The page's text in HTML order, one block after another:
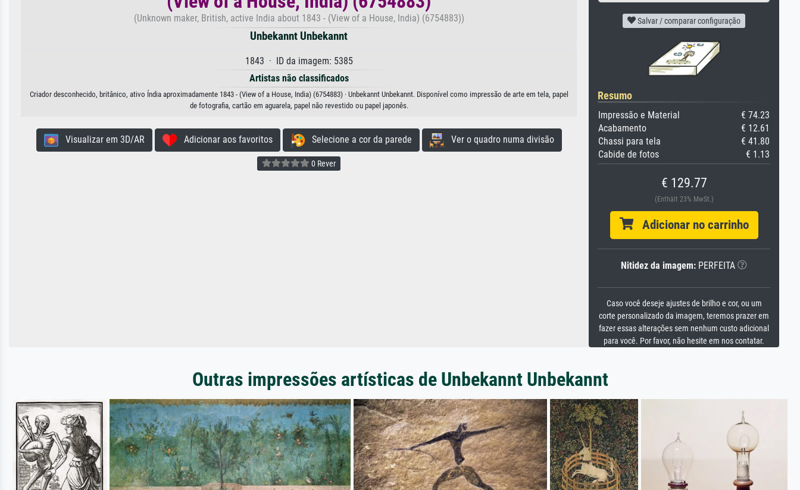
(Unknown maker, British, active India about 1843 - (View of a House, India) (6754883))
Unbekannt Unbekannt
1843 · ID da imagem: 5385
Artistas não classificados
Criador desconhecido, britânico, ativo Índia aproximadamente 1843 - (View of a House, India) (6754883) · Unbekannt Unbekannt. Disponível como impressão de arte em tela, papel
de fotografia, cartão em aguarela, papel não revestido ou papel japonês.
Visualizar em 3D/AR Adicionar aos favoritos Selecione a cor da parede Ver o quadro numa divisão
0 Rever
Salvar / comparar configuração
Resumo
Impressão e Material
€ 74.23
Acabamento
€ 12.61
Chassi para tela
€ 41.80
Cabide de fotos
€ 1.13
€ 129.77
(Enthält 23% MwSt.)
Adicionar no carrinho
Nitidez da imagem: PERFEITA
Caso você deseje ajustes de brilho e cor, ou um
corte personalizado da imagem, teremos prazer em
fazer essas alterações sem nenhum custo adicional
para você. Por favor, não hesite em nos contatar.
Outras impressões artísticas de Unbekannt Unbekannt